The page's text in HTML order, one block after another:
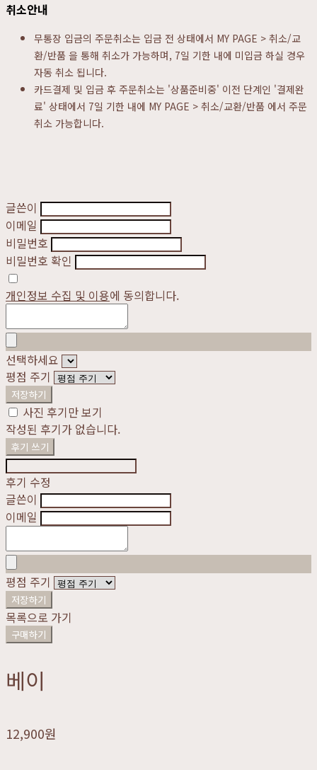
취소안내
무통장 입금의 주문취소는 입금 전 상태에서 MY PAGE > 취소/교
환/반품 을 통해 취소가 가능하며, 7일 기한 내에 미입금 하실 경우
자동 취소 됩니다.
카드결제 및 입금 후 주문취소는 '상품준비중' 이전 단계인 '결제완
료' 상태에서 7일 기한 내에 MY PAGE > 취소/교환/반품 에서 주문
취소 가능합니다.
글쓴이
이메일
비밀번호
비밀번호 확인
개인정보 수집 및 이용에 동의합니다.
선택하세요
평점 주기
저장하기
사진 후기만 보기
작성된 후기가 없습니다.
후기 쓰기
후기 수정
글쓴이
이메일
평점 주기
저장하기
목록으로 가기
구매하기
베이
12,900원